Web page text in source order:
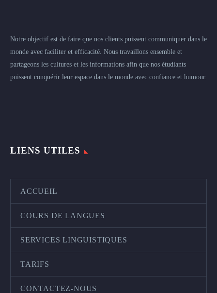
Notre objectif est de faire que nos clients puissent communiquer dans le
monde avec faciliter et efficacité. Nous travaillons ensemble et
partageons les cultures et les informations afin que nos étudiants
puissent conquérir leur espace dans le monde avec confiance et humour.
LIENS UTILES
ACCUEIL
COURS DE LANGUES
SERVICES LINGUISTIQUES
TARIFS
CONTACTEZ-NOUS